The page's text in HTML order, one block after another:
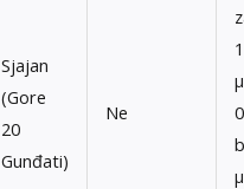
Sjajan
(Gore
20
Gunđati)
Ne